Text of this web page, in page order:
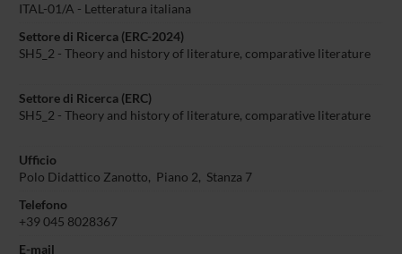
ITAL-01/A - Letteratura italiana
Settore di Ricerca (ERC-2024)
SH5_2 - Theory and history of literature, comparative literature
Settore di Ricerca (ERC)
SH5_2 - Theory and history of literature, comparative literature
Ufficio
Polo Didattico Zanotto, Piano 2, Stanza 7
Telefono
+39 045 8028367
E-mail